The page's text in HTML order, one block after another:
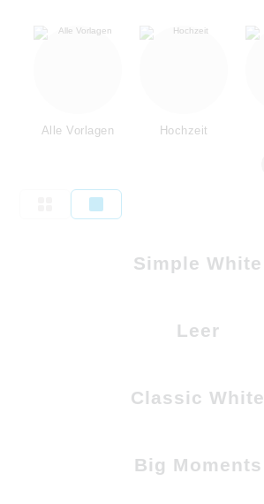
Alle Vorlagen Hochzeit
Simple White
Leer
Classic White
Big Moments